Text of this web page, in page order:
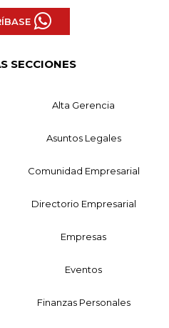
SECCIONES
Alta Gerencia
Asuntos Legales
Comunidad Empresarial
Directorio Empresarial
Empresas
Eventos
Finanzas Personales